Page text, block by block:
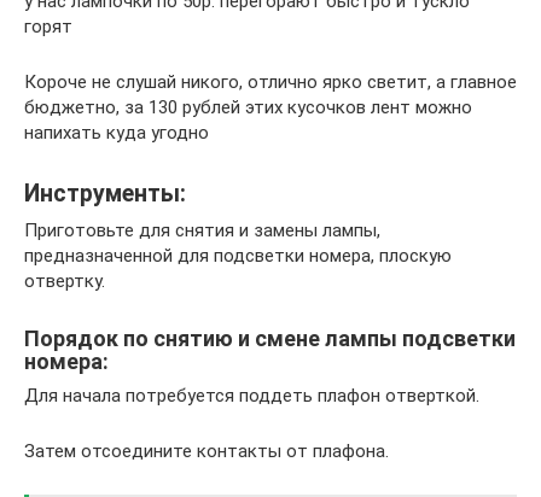
горят
Короче не слушай никого, отлично ярко светит, а главное
бюджетно, за 130 рублей этих кусочков лент можно
напихать куда угодно
Инструменты:
Приготовьте для снятия и замены лампы,
предназначенной для подсветки номера, плоскую
отвертку.
Порядок по снятию и смене лампы подсветки
номера:
Для начала потребуется поддеть плафон отверткой.
Затем отсоедините контакты от плафона.